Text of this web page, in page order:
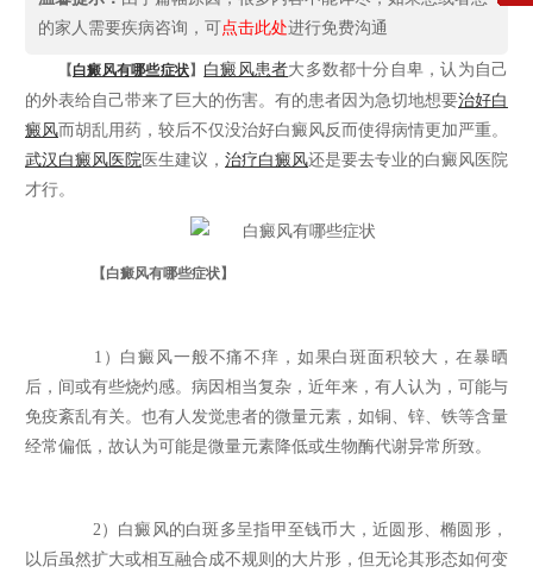
的家人需要疾病咨询，可点击此处进行免费沟通
【白癜风有哪些症状】 白癜风患者大多数都十分自卑，认为自己
的外表给自己带来了巨大的伤害。有的患者因为急切地想要治好白
癜风而胡乱用药，较后不仅没治好白癜风反而使得病情更加严重。
武汉白癜风医院 医生建议， 治疗白癜风还是要去专业的白癜风医院
才行。
【白癜风有哪些症状】
1）白癜风一般不痛不痒，如果白斑面积较大，在暴晒
后，间或有些烧灼感。病因相当复杂，近年来，有人认为，可能与
免疫紊乱有关。也有人发觉患者的微量元素，如铜、锌、铁等含量
经常偏低，故认为可能是微量元素降低或生物酶代谢异常所致。
2）白癜风的白斑多呈指甲至钱币大，近圆形、椭圆形，
以后虽然扩大或相互融合成不规则的大片形，但无论其形态如何变